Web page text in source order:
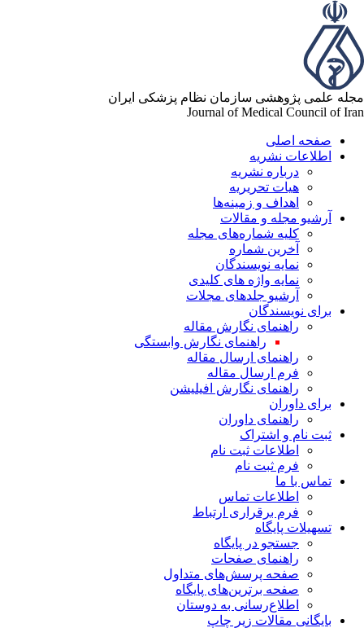
علمی پژوهشی سازمان نظام پزشکی ایران
Journal of Medical Council of
صفحه اصلی
اطلاعات نشریه
درباره نشریه
هیات تحریریه
اهداف و زمینه‌ها
آرشیو مجله و مقالات
کلیه شماره‌های مجله
آخرین شماره
نمایه نویسندگان
نمایه واژه های کلیدی
آرشیو جلدهای مجلات
برای نویسندگان
راهنمای نگارش مقاله
راهنمای نگارش وابستگی
راهنمای ارسال مقاله
فرم ارسال مقاله
راهنمای نگارش افیلیشن
برای داوران
راهنمای داوران
ثبت نام و اشتراک
اطلاعات ثبت نام
فرم ثبت نام
تماس با ما
اطلاعات تماس
فرم برقراری ارتباط
تسهیلات پایگاه
جستجو در پایگاه
راهنمای صفحات
صفحه پرسش‌های متداول
صفحه برترین‌های پایگاه
اطلاع‌رسانی به دوستان
بایگانی مقالات زیر چاپ